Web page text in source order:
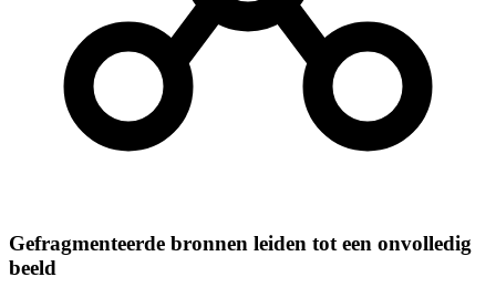
Gefragmenteerde bronnen leiden tot een onvolledig
beeld